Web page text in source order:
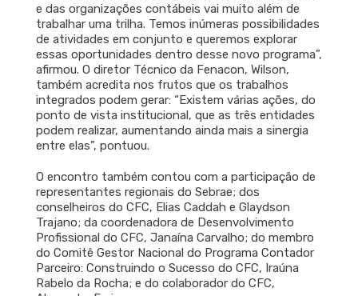
e das organizações contábeis vai muito além de
trabalhar uma trilha. Temos inúmeras possibilidades
de atividades em conjunto e queremos explorar
essas oportunidades dentro desse novo programa”,
afirmou. O diretor Técnico da Fenacon, Wilson,
também acredita nos frutos que os trabalhos
integrados podem gerar: “Existem várias ações, do
ponto de vista institucional, que as três entidades
podem realizar, aumentando ainda mais a sinergia
entre elas”, pontuou.
O encontro também contou com a participação de
representantes regionais do Sebrae; dos
conselheiros do CFC, Elias Caddah e Glaydson
Trajano; da coordenadora de Desenvolvimento
Profissional do CFC, Janaína Carvalho; do membro
do Comitê Gestor Nacional do Programa Contador
Parceiro: Construindo o Sucesso do CFC, Iraúna
Rabelo da Rocha; e do colaborador do CFC,